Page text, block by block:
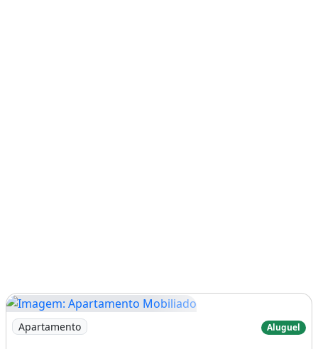
Imagem: Apartamento Mobiliado
Apartamento Aluguel